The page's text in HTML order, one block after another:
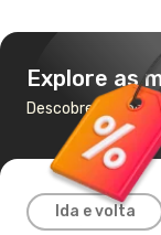
Explore as
Descobre os voos
Ida e volta